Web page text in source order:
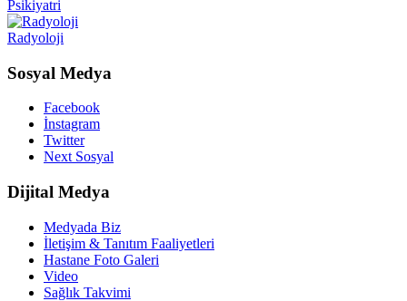
Psikiyatri
Radyoloji
Sosyal Medya
Facebook
İnstagram
Twitter
Next Sosyal
Dijital Medya
Medyada Biz
İletişim & Tanıtım Faaliyetleri
Hastane Foto Galeri
Video
Sağlık Takvimi